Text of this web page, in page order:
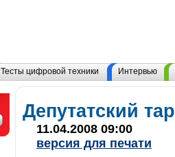
Тесты цифровой техники Интервью
Депутатский
11.04.2008 09:00
версия для печати